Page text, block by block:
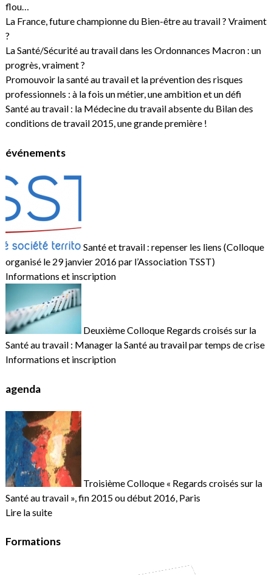
flou…
La France, future championne du Bien-être au travail ? Vraiment
?
La Santé/Sécurité au travail dans les Ordonnances Macron : un
progrès, vraiment ?
Promouvoir la santé au travail et la prévention des risques
professionnels : à la fois un métier, une ambition et un défi
Santé au travail : la Médecine du travail absente du Bilan des
conditions de travail 2015, une grande première !
événements
Santé et travail : repenser les liens (Colloque
organisé le 29 janvier 2016 par l’Association TSST)
Informations et inscription
Deuxième Colloque Regards croisés sur la
Santé au travail : Manager la Santé au travail par temps de crise
Informations et inscription
agenda
Troisième Colloque « Regards croisés sur la
Santé au travail », fin 2015 ou début 2016, Paris
Lire la suite
Formations